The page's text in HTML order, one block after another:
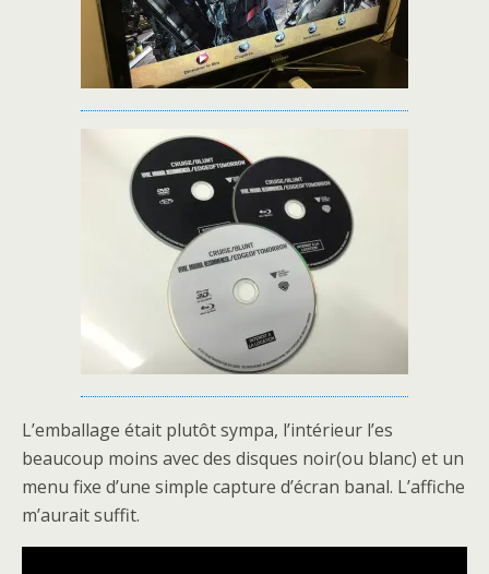
L’emballage était plutôt sympa, l’intérieur l’es
beaucoup moins avec des disques noir(ou blanc) et un
menu fixe d’une simple capture d’écran banal. L’affiche
m’aurait suffit.